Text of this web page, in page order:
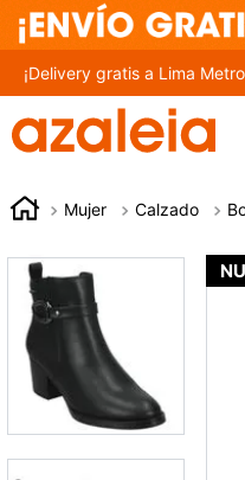
¡Delivery gratis a Lima
Mujer Calzado